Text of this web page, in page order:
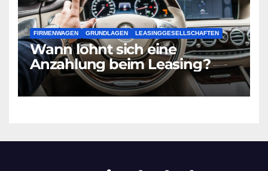
FIRMENWAGEN GRUNDLAGEN LEASINGGESELLSCHAFTEN
Wann lohnt sich eine
Anzahlung beim Leasing?